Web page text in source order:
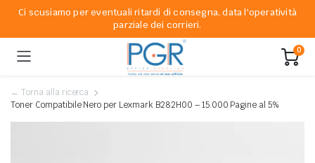
Ci scusiamo per eventuali ritardi di consegna, data l'operatività
parziale dei corrieri.
0
← Torna alla ricerca
Toner Compatibile Nero per Lexmark B282H00 – 15.000 Pagine al 5%